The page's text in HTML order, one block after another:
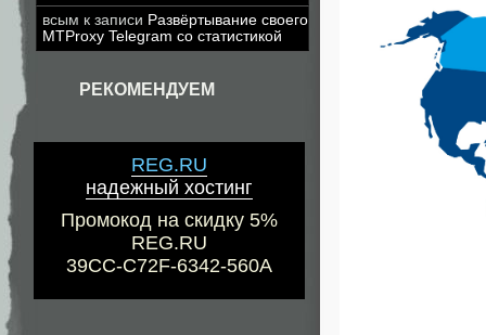
всым к записи Развёртывание своего
MTProxy Telegram со статистикой
РЕКОМЕНДУЕМ
REG.RU
надежный хостинг
Промокод на скидку 5%
REG.RU
39CC-C72F-6342-560A